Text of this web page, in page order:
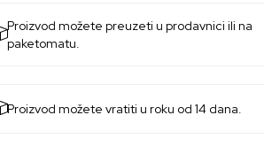
Proizvod možete preuzeti u prodavnici ili na
paketomatu.
Proizvod možete vratiti u roku od 14 dana.